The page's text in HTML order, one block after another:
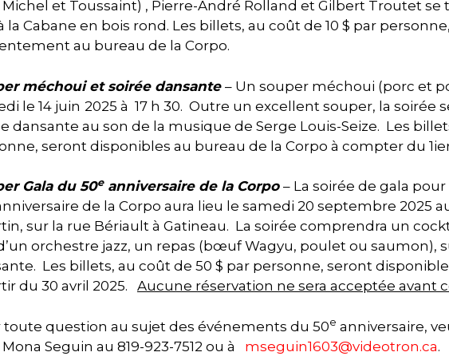
Michel et Toussaint) , Pierre-André Rolland et Gilbert Troutet se
la Cabane en bois rond. Les billets, au coût de 10 $ par
au bureau de la Corpo.
méchoui et soirée dansante – Un souper méchoui (porc et
le 14 juin 2025 à 17 h 30. Outre un excellent souper, la soirée
dansante au son de la musique de Serge Louis-Seize. Les
seront disponibles au bureau de la Corpo à compter du
Gala du 50eanniversaire de la Corpo – La soirée de gala
de la Corpo aura lieu le samedi 20 septembre 2025
sur la rue Bériault à Gatineau. La soirée comprendra un
orchestre jazz, un repas (bœuf Wagyu, poulet ou saumon),
Les billets, au coût de 50 $ par personne, seront
du 30 avril 2025. Aucune réservation ne sera acceptée avant
toute question au sujet des événements du 50e anniversaire,
Seguin au 819-923-7512 ou à mseguin1603@videotron.ca.